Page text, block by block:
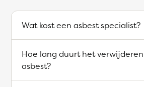
Wat kost een asbest specialist?
Hoe lang duurt het
asbest?